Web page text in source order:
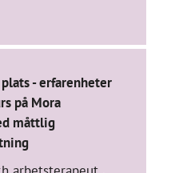
- erfarenheter
på Mora
måttlig